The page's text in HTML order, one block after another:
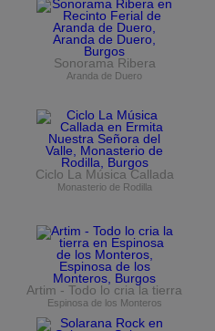
Sonorama Ribera
Aranda de Duero
Ciclo La Música Callada
Monasterio de Rodilla
Artim - Todo lo cria la tierra
Espinosa de los Monteros